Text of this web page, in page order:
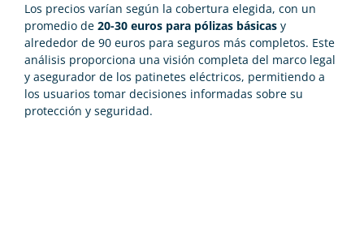
Los precios varían según la cobertura elegida, con un
promedio de 20-30 euros para pólizas básicas y
alrededor de 90 euros para seguros más completos. Este
análisis proporciona una visión completa del marco legal
y asegurador de los patinetes eléctricos, permitiendo a
los usuarios tomar decisiones informadas sobre su
protección y seguridad.